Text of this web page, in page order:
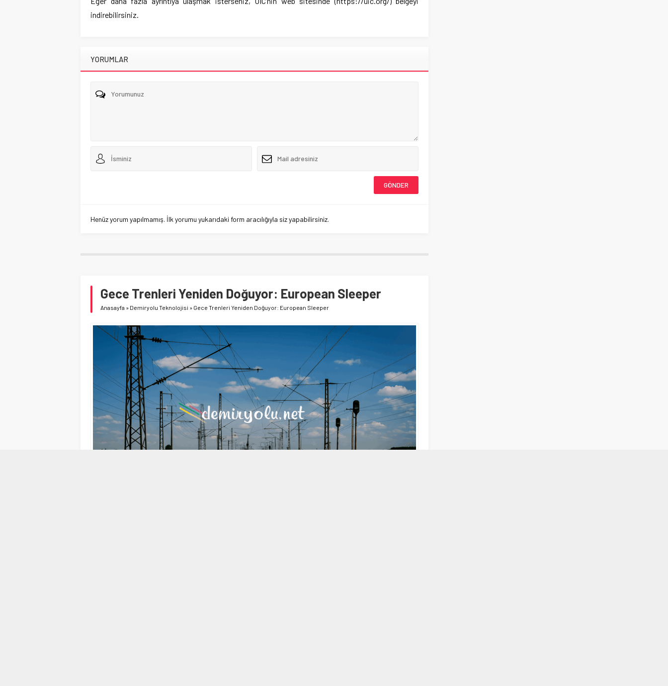
indirebilirsiniz.
YORUMLAR
Henüz yorum yapılmamış. İlk yorumu yukarıdaki form aracılığıyla siz yapabilirsiniz.
Gece Trenleri Yeniden Doğuyor: European Sleeper
Anasayfa » Demiryolu Teknolojisi » Gece Trenleri Yeniden Doğuyor: European Sleeper